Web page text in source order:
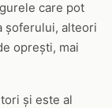
care pot
șoferului, alteori
oprești, mai
și este al